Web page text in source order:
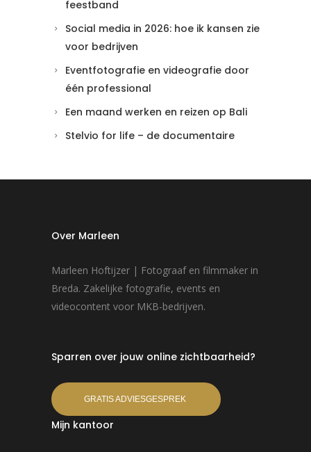
feestband
Social media in 2026: hoe ik kansen zie
voor bedrijven
Eventfotografie en videografie door
één professional
Een maand werken en reizen op Bali
Stelvio for life – de documentaire
Over Marleen
Marleen Hoftijzer | Fotograaf en filmmaker in
Breda. Zakelijke fotografie, events en
videocontent voor MKB-bedrijven.
Sparren over jouw online zichtbaarheid?
GRATIS ADVIESGESPREK
Mijn kantoor